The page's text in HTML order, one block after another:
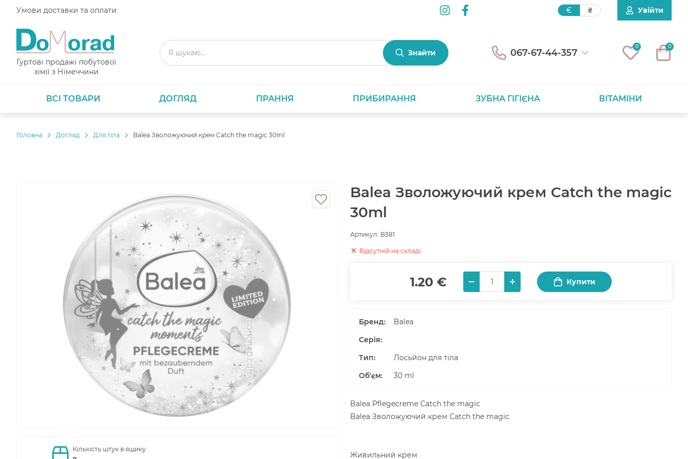
Умови доставки та оплати € ₴ Увійти
Гуртові продажі побутової
хімії з Німеччини
Знайти 067-67-44-357
0 0
ВСІ ТОВАРИ ДОГЛЯД ПРАННЯ ПРИБИРАННЯ ЗУБНА ГІГІЄНА ВІТАМІНИ
Головнa Догляд Для тіла Balea Зволожуючий крем Catch the magic 30ml
Кількість штук в ящику
Balea Зволожуючий крем Catch the magic
30ml
Артикул: B381
Відсутній на складі
1.20 € Купити
Бренд:
Balea
Серія:
Тип:
Лосьйон для тіла
Об'єм: 30 ml
Balea Pflegecreme Catch the magic
Balea Зволожуючий крем Catch the magic
Живильний крем